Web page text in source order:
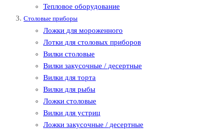
Тепловое оборудование
Столовые приборы
Ложки для мороженного
Лотки для столовых приборов
Вилки столовые
Вилки закусочные / десертные
Вилки для торта
Вилки для рыбы
Ложки столовые
Вилки для устриц
Ложки закусочные / десертные